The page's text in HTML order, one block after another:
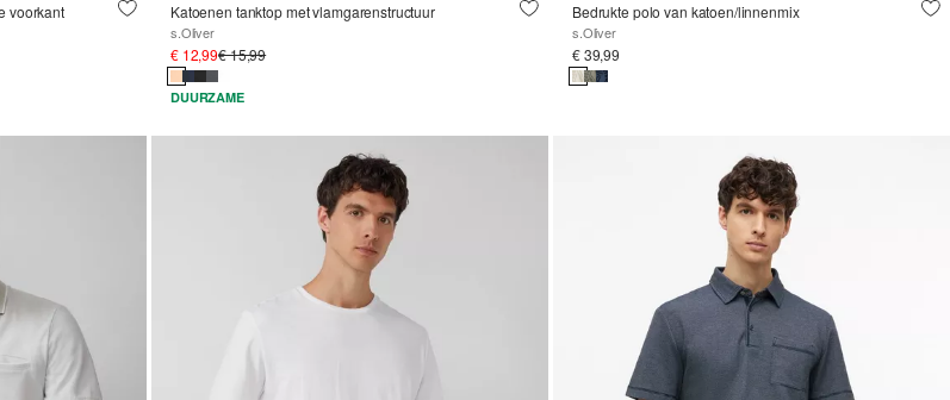
voorkant Katoenen tanktop met vlamgarenstructuur
s.Oliver
€ 12,99€ 15,99
DUURZAME
Bedrukte polo van katoen/linnenmix
s.Oliver
€ 39,99